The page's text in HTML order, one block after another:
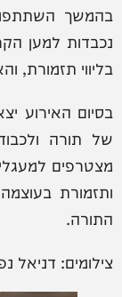
בהמשך השתתפו
נכבדות למען
בליווי תזמורת,
בסיום האירוע
של תורה
מצטרפים
ותזמורת
התורה.
צילומים: דניאל